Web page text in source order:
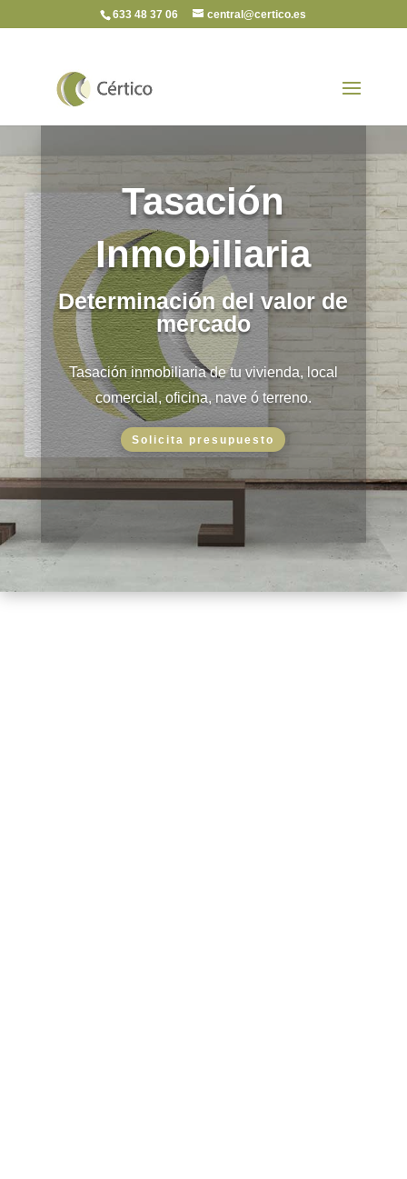
633 48 37 06 central@certico.es
Tasación
Inmobiliaria
Determinación del valor de
mercado
Tasación inmobiliaria de tu vivienda, local
comercial, oficina, nave ó terreno.
Solicita presupuesto